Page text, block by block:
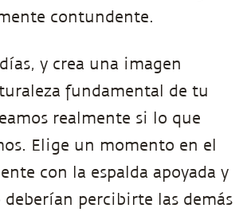
contundente.
y crea una imagen
fundamental de tu
realmente si lo que
Elige un momento en el
con la espalda apoyada y
percibirte las demás